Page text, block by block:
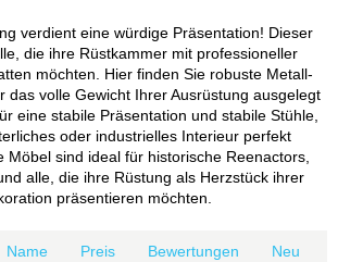
verdient eine würdige Präsentation! Dieser
die ihre Rüstkammer mit professioneller
möchten. Hier finden Sie robuste Metall-
das volle Gewicht Ihrer Ausrüstung ausgelegt
eine stabile Präsentation und stabile Stühle,
oder industrielles Interieur perfekt
Möbel sind ideal für historische Reenactors,
alle, die ihre Rüstung als Herzstück ihrer
präsentieren möchten.
Name Preis Bewertungen Neu